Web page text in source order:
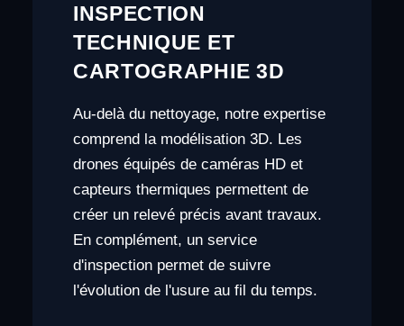
INSPECTION
TECHNIQUE ET
CARTOGRAPHIE 3D
Au-delà du nettoyage, notre expertise
comprend la modélisation 3D. Les
drones équipés de caméras HD et
capteurs thermiques permettent de
créer un relevé précis avant travaux.
En complément, un service
d'inspection permet de suivre
l'évolution de l'usure au fil du temps.